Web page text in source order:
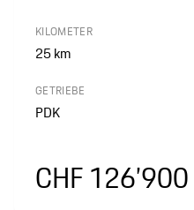
KILOMETER
25km
GETRIEBE
PDK
CHF 126’900